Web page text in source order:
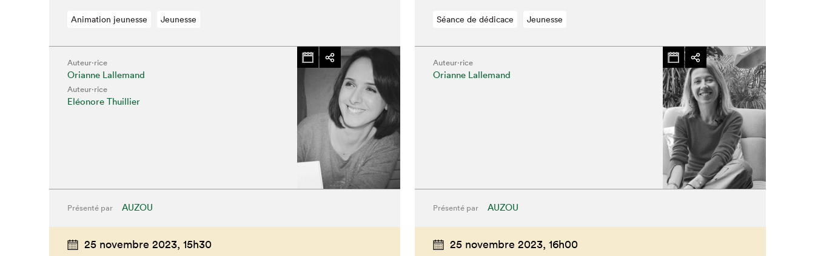
Que cherchez-vous?
Animation jeunesse Jeunesse
Auteur·rice
Orianne Lallemand
Auteur·rice
Eléonore Thuillier
Présenté par AUZOU
25 novembre 2023, 15h30
Séance de dédicace Jeunesse
Auteur·rice
Orianne Lallemand
Présenté par AUZOU
25 novembre 2023, 16h00